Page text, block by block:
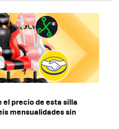
el precio de esta silla
mensualidades sin